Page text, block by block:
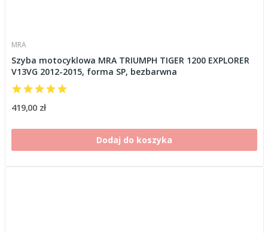
MRA
Szyba motocyklowa MRA TRIUMPH TIGER 1200 EXPLORER
V13VG 2012-2015, forma SP, bezbarwna
419,00 zł
Dodaj do koszyka